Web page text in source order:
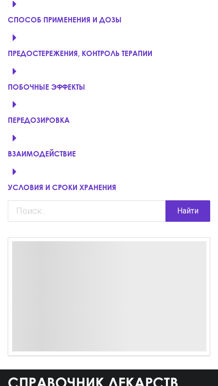
СПОСОБ ПРИМЕНЕНИЯ И ДОЗЫ
ПРЕДОСТЕРЕЖЕНИЯ, КОНТРОЛЬ ТЕРАПИИ
ПОБОЧНЫЕ ЭФФЕКТЫ
ПЕРЕДОЗИРОВКА
ВЗАИМОДЕЙСТВИЕ
УСЛОВИЯ И СРОКИ ХРАНЕНИЯ
Найти